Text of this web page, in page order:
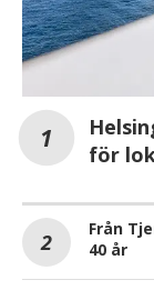
för
Från
40 år